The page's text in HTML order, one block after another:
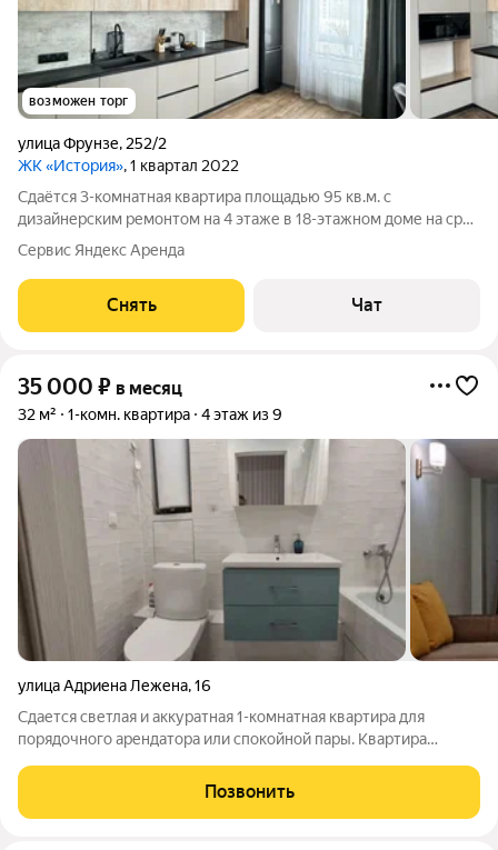
возможен торг
улица Фрунзе, 252/2
ЖК «История», 1 квартал 2022
Сдаётся 3-комнатная квартира площадью 95 кв.м. с
дизайнерским ремонтом на 4 этаже в 18-этажном доме на срок
от 11 месяцев. Из техники есть: Телевизор Стиральная машина
Холодильник Кондиционер Микроволновка Дом - монолитный,
окна выходят во двор
Сервис Яндекс Аренда
Снять Чат
35 000 ₽ в месяц
32 м² 1-комн. квартира 4 этаж из 9
улица Адриена Лежена,16
Сдается светлая и аккуратная 1-комнатная квартира для
порядочного арендатора или спокойной пары. Квартира
необходимая мебель и бытовая техника, уютная атмосфера,
Позвонить